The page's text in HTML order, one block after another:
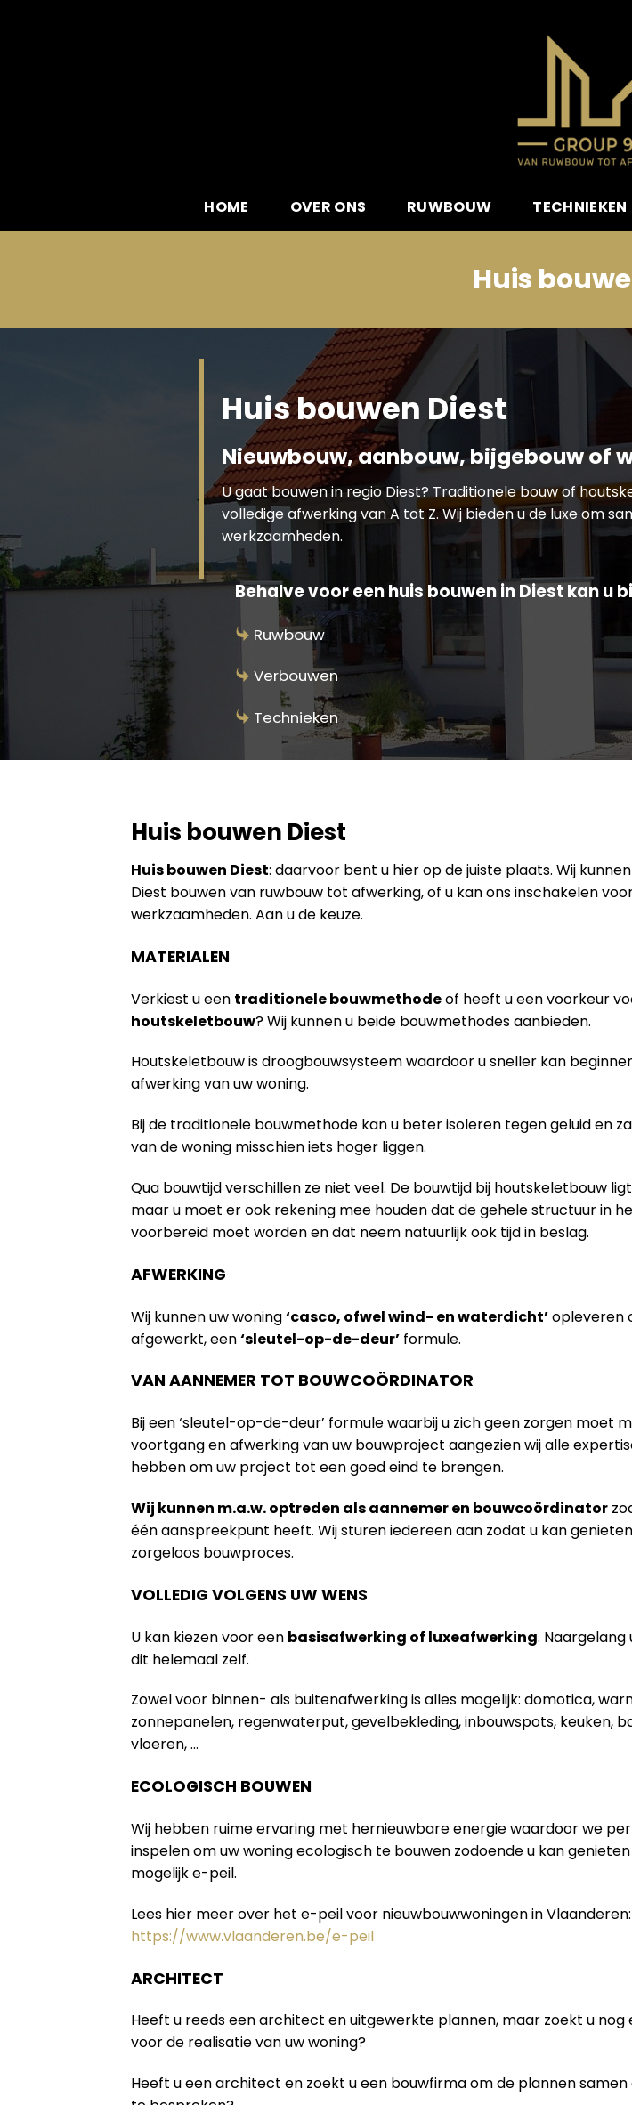
HOME OVER ONS RUWBOUW TECHNIEKEN
Huis
Huis bouwen Diest
Nieuwbouw, aanbouw, bijgebouw of
U gaat bouwen in regio Diest? Traditionele bouw of
volledige afwerking van A tot Z. Wij bieden u de luxe om
werkzaamheden.
Behalve voor een huis bouwen in Diest kan u
Ruwbouw
Verbouwen
Technieken
Huis bouwen Diest
Huis bouwen Diest: daarvoor bent u hier op de juiste plaats. Wij
Diest bouwen van ruwbouw tot afwerking, of u kan ons inschakelen
werkzaamheden. Aan u de keuze.
MATERIALEN
Verkiest u een traditionele bouwmethodeof heeft u een voorkeur
houtskeletbouw? Wij kunnen u beide bouwmethodes aanbieden.
Houtskeletbouw is droogbouwsysteem waardoor u sneller kan
afwerking van uw woning.
Bij de traditionele bouwmethode kan u beter isoleren tegen geluid en
van de woning misschien iets hoger liggen.
Qua bouwtijd verschillen ze niet veel. De bouwtijd bij houtskeletbouw
maar u moet er ook rekening mee houden dat de gehele structuur in
voorbereid moet worden en dat neem natuurlijk ook tijd in beslag.
AFWERKING
Wij kunnen uw woning‘casco, ofwel wind- en waterdicht’opleveren
afgewerkt, een‘sleutel-op-de-deur’ formule.
VAN AANNEMER TOT BOUWCOÖRDINATOR
Bij een ‘sleutel-op-de-deur’ formule waarbij u zich geen zorgen moet
voortgang en afwerking van uw bouwproject aangezien wij alle
hebben om uw project tot een goed eind te brengen.
Wij kunnen m.a.w. optreden als aannemer en bouwcoördinator
één aanspreekpunt heeft. Wij sturen iedereen aan zodat u kan
zorgeloos bouwproces.
VOLLEDIG VOLGENS UW WENS
U kan kiezen voor een basisafwerking of luxeafwerking. Naargelang
dit helemaal zelf.
Zowel voor binnen- als buitenafwerking is alles mogelijk: domotica,
zonnepanelen, regenwaterput, gevelbekleding, inbouwspots, keuken,
vloeren, …
ECOLOGISCH BOUWEN
Wij hebben ruime ervaring met hernieuwbare energie waardoor we
inspelen om uw woning ecologisch te bouwen zodoende u kan
mogelijk e-peil.
Lees hier meer over het e-peil voor nieuwbouwwoningen in Vlaanderen:
https://www.vlaanderen.be/e-peil
ARCHITECT
Heeft u reeds een architect en uitgewerkte plannen, maar zoekt u nog
voor de realisatie van uw woning?
Heeft u een architect en zoekt u een bouwfirma om de plannen